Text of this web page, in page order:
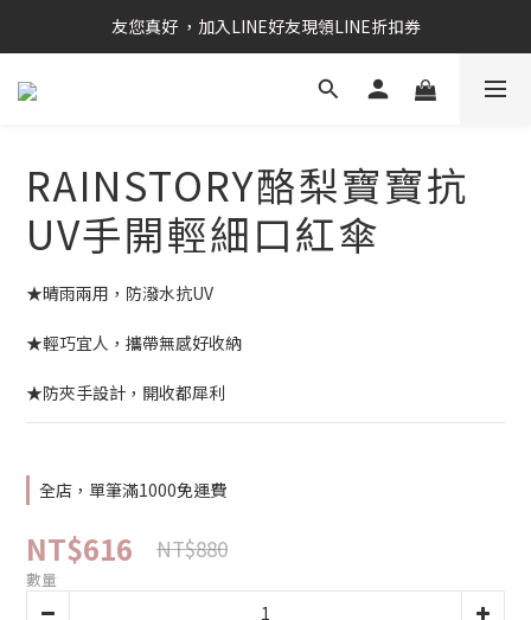
RAINSTORY會員招募中   加入會員即贈送購物金50元
友您真好 ，加入LINE好友現領LINE折扣券
RAINSTORY會員招募中   加入會員即贈送購物金50元
RAINSTORY酪梨寶寶抗
UV手開輕細口紅傘
★晴雨兩用，防潑水抗UV
★輕巧宜人，攜帶無感好收納
★防夾手設計，開收都犀利
全店，單筆滿1000免運費
NT$616 NT$880
數量